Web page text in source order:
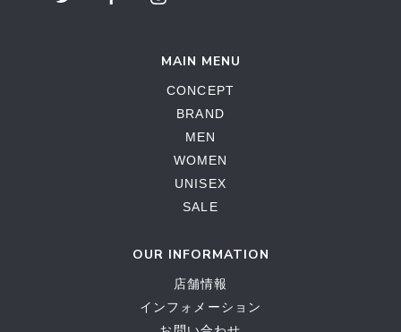
MAIN MENU
CONCEPT
BRAND
MEN
WOMEN
UNISEX
SALE
OUR INFORMATION
店舗情報
インフォメーション